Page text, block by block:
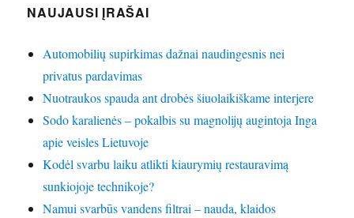
NAUJAUSI ĮRAŠAI
Automobilių supirkimas dažnai naudingesnis nei
privatus pardavimas
Nuotraukos spauda ant drobės šiuolaikiškame interjere
Sodo karalienės – pokalbis su magnolijų augintoja Inga
apie veisles Lietuvoje
Kodėl svarbu laiku atlikti kiaurymių restauravimą
sunkiojoje technikoje?
Namui svarbūs vandens filtrai – nauda, klaidos